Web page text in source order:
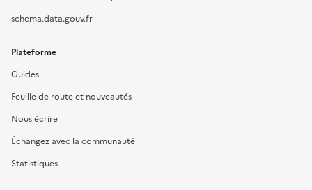
schema.data.gouv.fr
Plateforme
Guides
Feuille de route et nouveautés
Nous écrire
Échangez avec la communauté
Statistiques